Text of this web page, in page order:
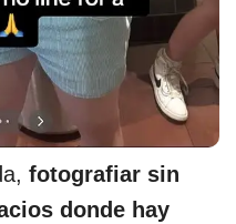
fotografiar sin
donde hay